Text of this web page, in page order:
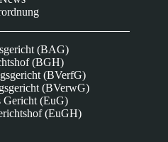
(BAG)
(BGH)
(BVerfG)
(BVerwG)
Gericht (EuG)
(EuGH)